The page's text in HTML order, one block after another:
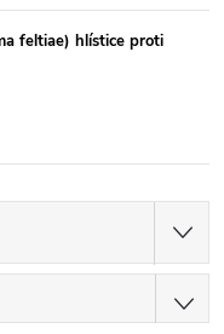
feltiae) hlístice proti